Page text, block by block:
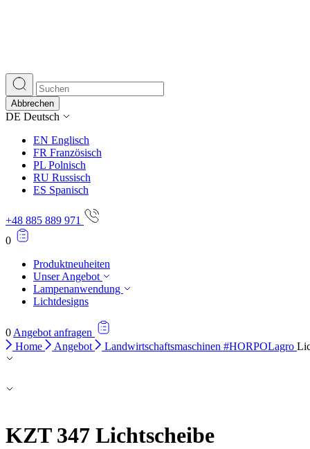
Abbrechen
DE Deutsch
EN Englisch
FR Französisch
PL Polnisch
RU Russisch
ES Spanisch
+48 885 889 971
0
Produktneuheiten
Unser Angebot
Lampenanwendung
Lichtdesigns
0 Angebot anfragen
Home
Angebot Landwirtschaftsmaschinen #HORPOLagro
KZT 347 Lichtscheibe